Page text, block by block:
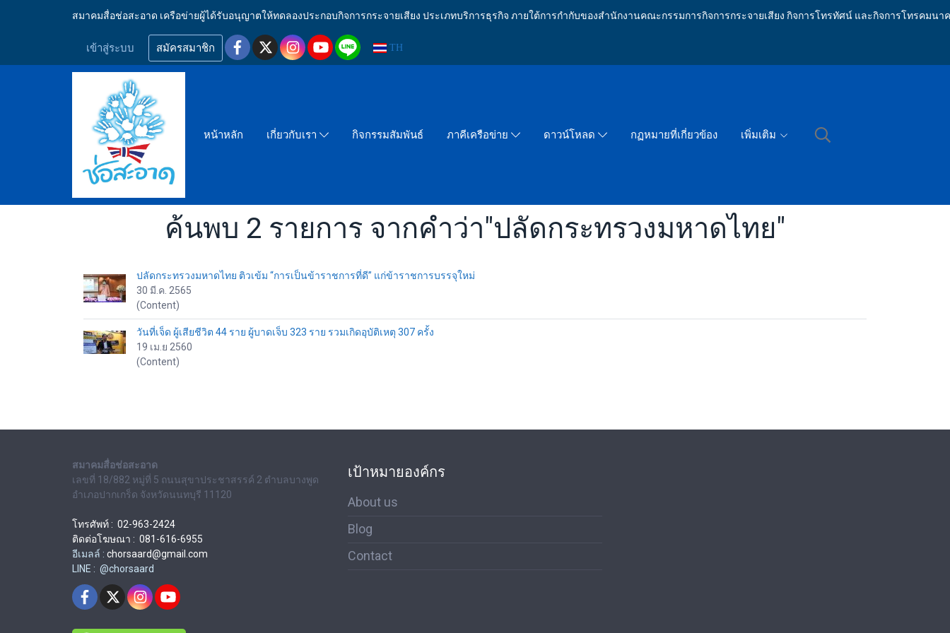
สมาคมสื่อช่อสะอาด เครือข่ายผู้ได้รับอนุญาตให้ทดลองประกอบกิจการกระจายเสียง ประเภทบริการธุรกิจ ภายใต้การกำกับของสำนักงานคณะกรรมการกิจการกระจายเสียง กิจการโทรทัศน์ และกิจการโทรคมนา
เข้าสู่ระบบ สมัครสมาชิก TH
หน้าหลัก เกี่ยวกับเรา กิจกรรมสัมพันธ์ ภาคีเครือข่าย ดาวน์โหลด กฏหมายที่เกี่ยวข้อง เพิ่มเติม
ค้นพบ 2 รายการ จากคำว่า"ปลัดกระทรวงมหาดไทย"
ปลัดกระทรวงมหาดไทย ติวเข้ม “การเป็นข้าราชการที่ดี” แก่ข้าราชการบรรจุใหม่
30 มี.ค. 2565
(Content)
วันที่เจ็ด ผู้เสียชีวิต 44 ราย ผู้บาดเจ็บ 323 ราย รวมเกิดอุบัติเหตุ 307 ครั้ง
19 เม.ย 2560
(Content)
สมาคมสื่อช่อสะอาด
เลขที่ 18/882 หมู่ที่ 5 ถนนสุขาประชาสรรค์ 2 ตำบลบางพูด
อำเภอปากเกร็ด จังหวัดนนทบุรี 11120
โทรศัพท์ : 02-963-2424
ติดต่อโฆษณา : 081-616-6955
อีเมลล์ : chorsaard@gmail.com
LINE : @chorsaard
เป้าหมายองค์กร
About us
Blog
Contact